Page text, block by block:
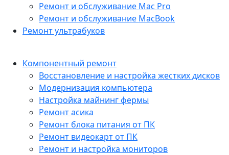
Ремонт и обслуживание Mac Pro
Ремонт и обслуживание MacBook
Ремонт ультрабуков
Компонентный ремонт
Восстановление и настройка жестких дисков
Модернизация компьютера
Настройка майнинг фермы
Ремонт асика
Ремонт блока питания от ПК
Ремонт видеокарт от ПК
Ремонт и настройка мониторов